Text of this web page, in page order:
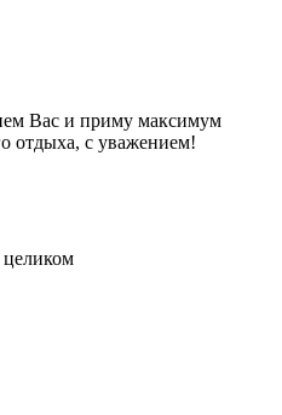
Вас и приму максимум
отдыха, с уважением!
целиком